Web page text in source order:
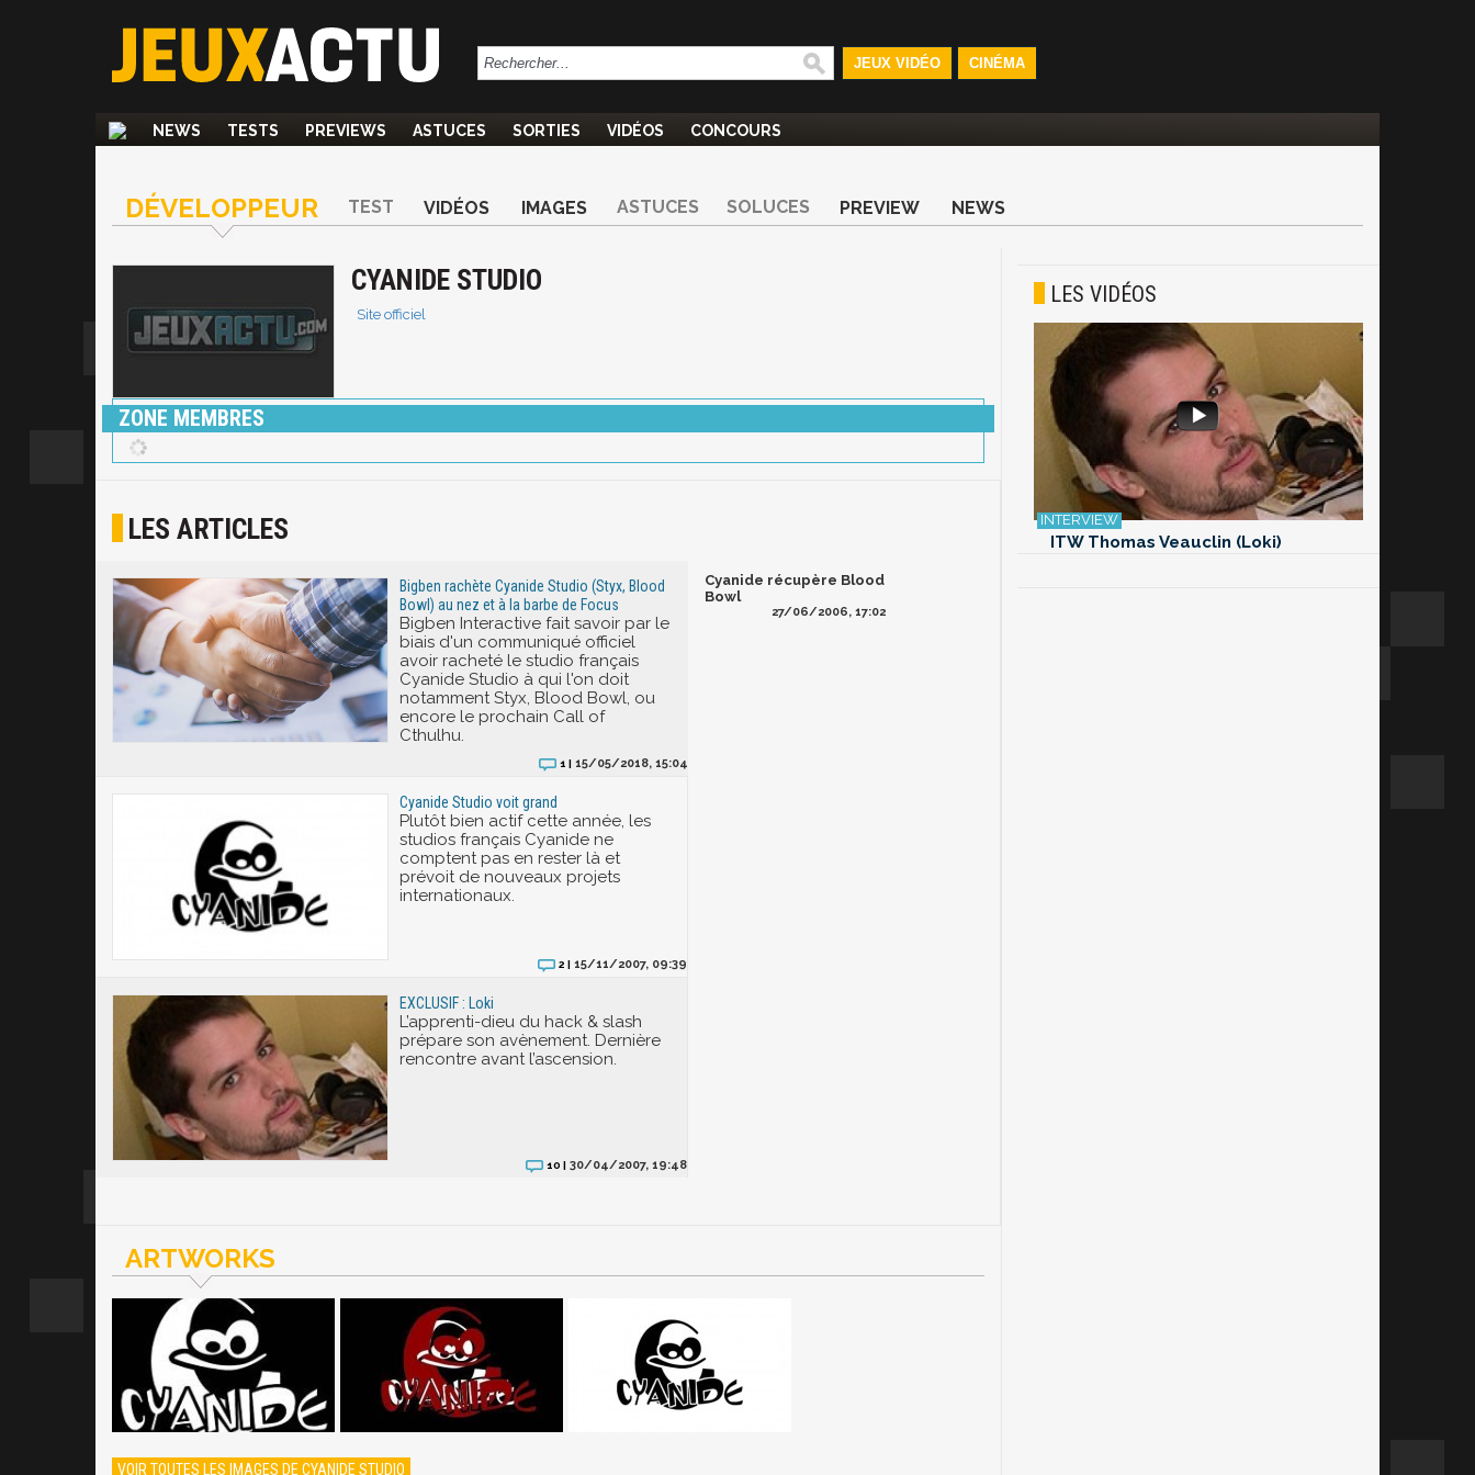
JEUX VIDÉO CINÉMA
NEWS TESTS PREVIEWS ASTUCES SORTIES VIDÉOS CONCOURS
DÉVELOPPEUR TEST VIDÉOS IMAGES ASTUCES SOLUCES PREVIEW NEWS
CYANIDE STUDIO
Site officiel
ZONE MEMBRES
LES ARTICLES
Bigben rachète Cyanide Studio (Styx, Blood
Bowl) au nez et à la barbe de Focus
Bigben Interactive fait savoir par le
biais d'un communiqué officiel
avoir racheté le studio français
Cyanide Studio à qui l'on doit
notamment Styx, Blood Bowl, ou
encore le prochain Call of
Cthulhu.
1 | 15/05/2018, 15:04
Cyanide Studio voit grand
Plutôt bien actif cette année, les
studios français Cyanide ne
comptent pas en rester là et
prévoit de nouveaux projets
internationaux.
2 | 15/11/2007, 09:39
EXCLUSIF : Loki
L’apprenti-dieu du hack & slash
prépare son avènement. Dernière
rencontre avant l’ascension.
10 | 30/04/2007, 19:48
Cyanide récupère Blood
Bowl
27/06/2006, 17:02
ARTWORKS
VOIR TOUTES LES IMAGES DE CYANIDE STUDIO
LES VIDÉOS
ITW Thomas Veauclin (Loki)